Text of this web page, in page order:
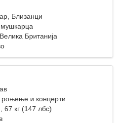
Близанци
Британија
роњење и концерти
67 кг (147 лбс)